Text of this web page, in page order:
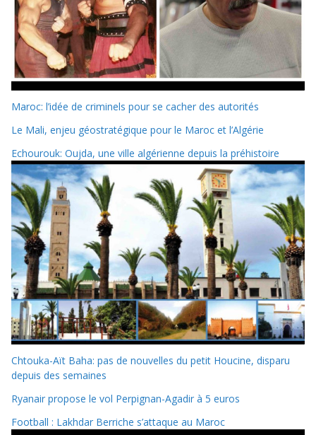
Maroc: l’idée de criminels pour se cacher des autorités
Le Mali, enjeu géostratégique pour le Maroc et l’Algérie
Echourouk: Oujda, une ville algérienne depuis la préhistoire
Chtouka-Aït Baha: pas de nouvelles du petit Houcine, disparu
depuis des semaines
Ryanair propose le vol Perpignan-Agadir à 5 euros
Football : Lakhdar Berriche s’attaque au Maroc